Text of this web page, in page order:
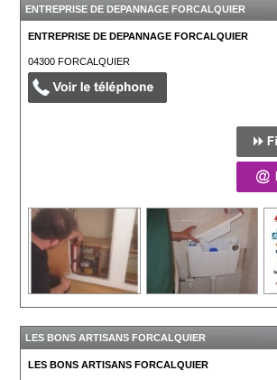
ENTREPRISE DE DEPANNAGE FORCALQUIER
ENTREPRISE DE DEPANNAGE FORCALQUIER
04300FORCALQUIER
LES BONS ARTISANS FORCALQUIER
LES BONS ARTISANS FORCALQUIER